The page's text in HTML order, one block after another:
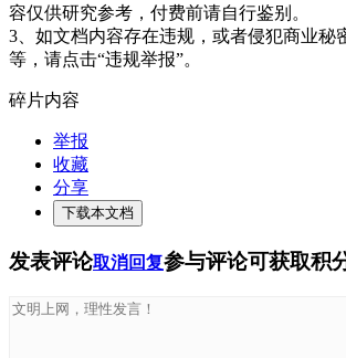
容仅供研究参考，付费前请自行鉴别。
3、如文档内容存在违规，或者侵犯商业秘
等，请点击“违规举报”。
碎片内容
举报
收藏
分享
下载本文档
发表评论取消回复参与评论可获取积